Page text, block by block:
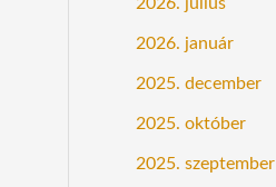
2026. január
2025. december
2025. október
2025. szeptember